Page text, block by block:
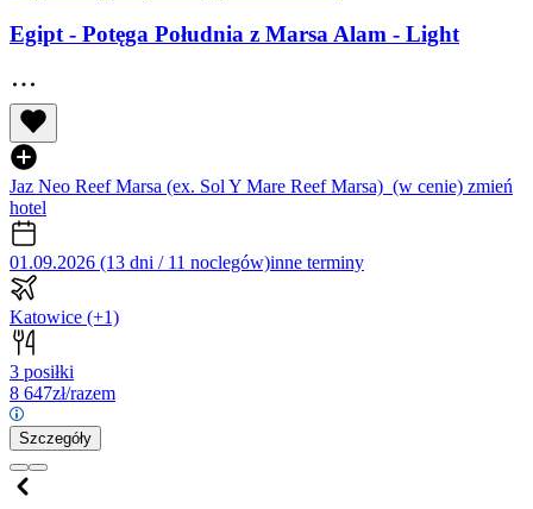
Egipt - Potęga Południa z Marsa Alam - Light
Jaz Neo Reef Marsa (ex. Sol Y Mare Reef Marsa) (w cenie) zmień
hotel
01.09.2026 (13 dni / 11 noclegów)inne terminy
Katowice (+1)
3 posiłki
8 647zł/razem
Szczegóły